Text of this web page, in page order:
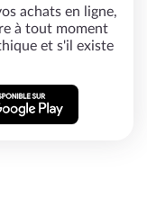
achats en ligne,
à tout moment
et s'il existe